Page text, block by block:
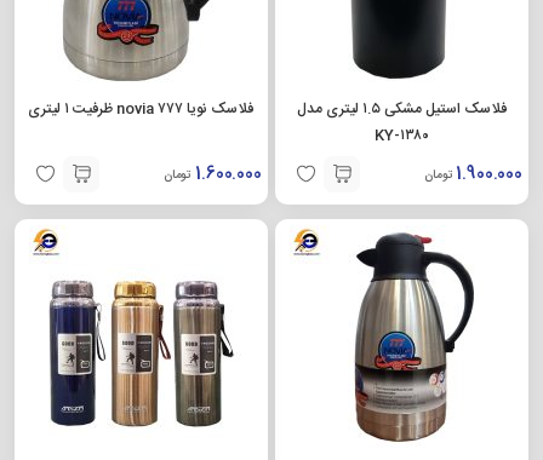
فلاسک استیل مشکی ۱.۵ لیتری مدل
KY-۱۳۸۰
1.900.000 تومان
فلاسک نویا novia ۷۷۷ ظرفیت ۱ لیتری
1.600.000 تومان